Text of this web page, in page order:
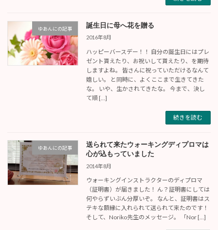
ゆあんにの記事 誕生日に母へ花を贈る
2016年8月
ハッピーバースデー！！ 自分の誕生日にはプレ
ゼント貰えたり、お祝いして貰えたり、を期待
しますよね。 皆さんに祝っていただけるなんて
嬉しい。 と同時に、よくここまで生きてきた
な。 いや、生かされてきたな。 今まで、決し
て順 […]
続きを読む
ゆあんにの記事
送られて来たウォーキングディプロマは
心が込もっていました
2014年8月
ウォーキングインストラクターのディプロマ
（証明書）が届きました！ ん？証明書にしては
何やらずいぶん分厚いぞ。 なんと、証明書はス
テキな額縁に入れられて送られて来たのです！
そして、Noriko先生のメッセージ。 「Nor […]